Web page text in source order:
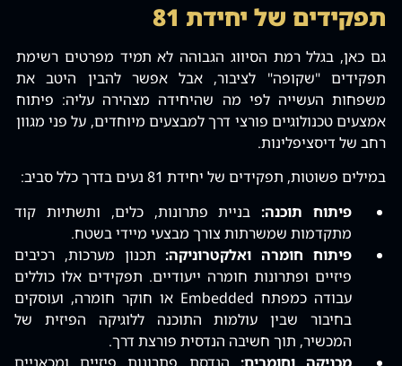
תפקידים של יחידת 81
גם כאן, בגלל רמת הסיווג הגבוהה לא תמיד מפרטים רשימת
תפקידים "שקופה" לציבור, אבל אפשר להבין היטב את
משפחות העשייה לפי מה שהיחידה מצהירה עליה: פיתוח
אמצעים טכנולוגיים פורצי דרך למבצעים מיוחדים, על פני מגוון
רחב של דיסציפלינות.
במילים פשוטות, תפקידים של יחידת 81 נעים בדרך כלל סביב:
פיתוח תוכנה: בניית פתרונות, כלים, ותשתיות קוד
מתקדמות שמשרתות צורך מבצעי מיידי בשטח.
פיתוח חומרה ואלקטרוניקה:תכנון מערכות, רכיבים
פיזיים ופתרונות חומרה ייעודיים. תפקידים אלו כוללים
עבודה כמפתח Embedded או חוקר חומרה, ועוסקים
בחיבור שבין עולמות התוכנה ללוגיקה הפיזית של
המכשיר, תוך חשיבה הנדסית פורצת דרך.